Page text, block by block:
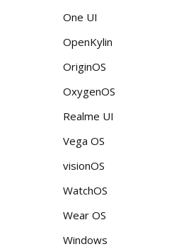
One UI
OpenKylin
OriginOS
OxygenOS
Realme UI
Vega OS
visionOS
WatchOS
Wear OS
Windows